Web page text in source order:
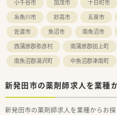
小千谷市 加茂市 十日町市
糸魚川市
妙高市 五泉市
佐渡市
魚沼市 南魚沼市
西蒲原郡弥彦村
南蒲原郡田上町
南魚沼郡湯沢町
中魚沼郡津南町
新発田市の薬剤師求人を業種
新発田市の薬剤師求人を業種からお探